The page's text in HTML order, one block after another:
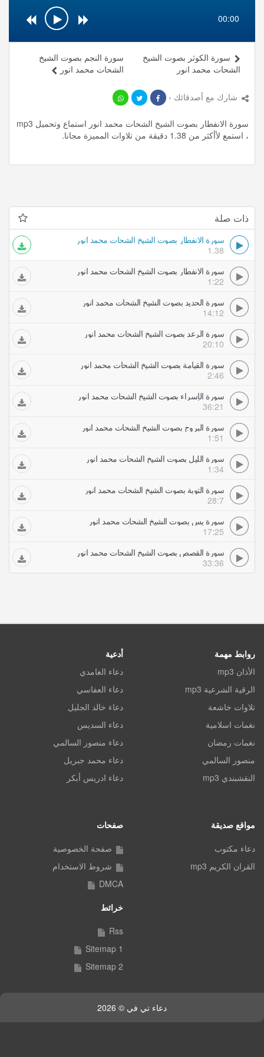
00:00
سورة النجم بصوت الشيخ
الشحات محمد انور
سورة الكوثر بصوت الشيخ
الشحات محمد انور
شارك مع أصدقائك ›
سورة الانفطار بصوت الشيخ الشحات محمد انور استماع وتحميل mp3
، استمع لأأكثر من 1.38 دقيقة من تلاوات المميزة مجانا.
ذات صلة
سورة الانفطار بصوت الشيخ الشحات محمد انور
1.38
سورة الانفطار بصوت الشيخ الشحات محمد انور
1:22
سورة الحديد بصوت الشيخ الشحات محمد انور
14:12
سورة الرعد بصوت الشيخ الشحات محمد انور
20:10
سورة القيامة بصوت الشيخ الشحات محمد انور
2:46
سورة الإسراء بصوت الشيخ الشحات محمد انور
36:21
سورة البروج بصوت الشيخ الشحات محمد انور
1:51
سورة الليل بصوت الشيخ الشحات محمد انور
1:34
سورة التوبة بصوت الشيخ الشحات محمد انور
28:7
سورة يس بصوت الشيخ الشحات محمد انور
17:25
سورة القصص بصوت الشيخ الشحات محمد انور
33:36
روابط مهمة
الأذان mp3
الرقية الشرعية mp3
تلاوات خاشعة
نغمات اسلامية
نغمات رمضان
منصور السالمي
النقشبندي mp3
أدعية
دعاء الغامدي
دعاء العفاسي
دعاء خالد الجليل
دعاء السديس
دعاء منصور السالمي
دعاء محمد جبريل
دعاء ادريس أبكر
مواقع صديقة
دعاء مكتوب
القران الكريم mp3
صفحات
صفحة الخصوصية
شروط الاستخدام
DMCA
خرائط
Rss
Sitemap 1
Sitemap 2
دعاء تي في © 2026